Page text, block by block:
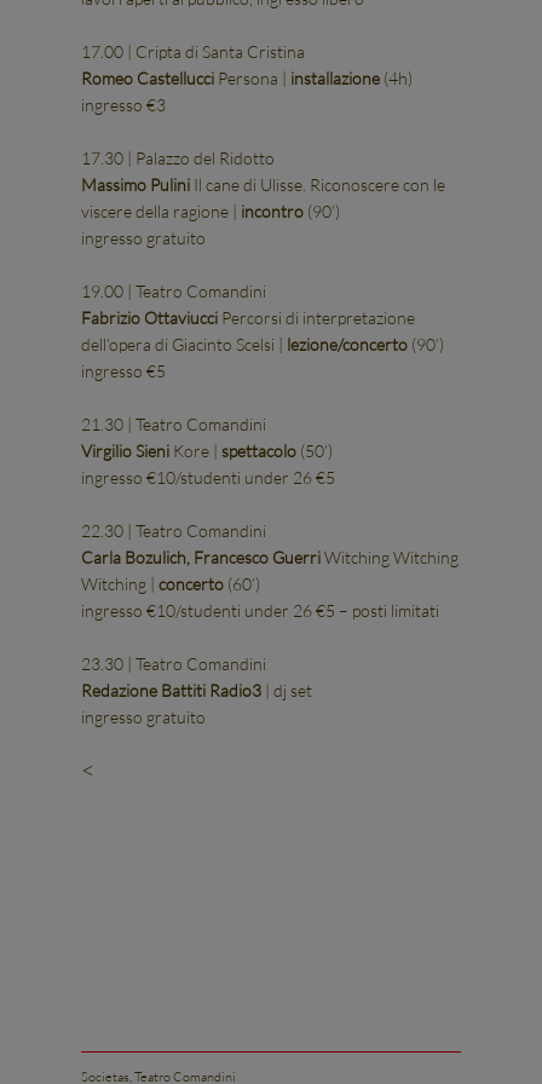
17.00 | Cripta di Santa Cristina
Romeo Castellucci Persona | installazione (4h)
ingresso €3
17.30 | Palazzo del Ridotto
Massimo Pulini Il cane di Ulisse. Riconoscere con le
viscere della ragione | incontro (90’)
ingresso gratuito
19.00 | Teatro Comandini
Fabrizio Ottaviucci Percorsi di interpretazione
dell’opera di Giacinto Scelsi | lezione/concerto (90’)
ingresso €5
21.30 | Teatro Comandini
Virgilio Sieni Kore |spettacolo (50’)
ingresso €10/studenti under 26 €5
22.30 | Teatro Comandini
Carla Bozulich, Francesco GuerriWitching Witching
Witching |concerto (60’)
ingresso €10/studenti under 26 €5 – posti limitati
23.30 | Teatro Comandini
Redazione Battiti Radio3 | dj set
ingresso gratuito
<
Societas, Teatro Comandini